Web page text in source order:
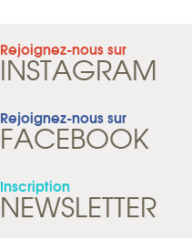
Rejoignez-nous sur
INSTAGRAM
Rejoignez-nous sur
FACEBOOK
Inscription
NEWSLETTER